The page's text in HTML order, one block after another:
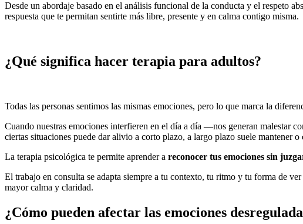
Desde un abordaje basado en el análisis funcional de la conducta y el respeto
respuesta que te permitan sentirte más libre, presente y en calma contigo misma.
¿Qué significa hacer terapia para adultos?
Todas las personas sentimos las mismas emociones, pero lo que marca la
Cuando nuestras emociones interfieren en el día a día —nos generan malestar
ciertas situaciones puede dar alivio a corto plazo, a largo plazo suele mantener
La terapia psicológica te permite aprender a reconocer tus emociones sin
El trabajo en consulta se adapta siempre a tu contexto, tu ritmo y tu forma de
mayor calma y claridad.
¿Cómo pueden afectar las emociones